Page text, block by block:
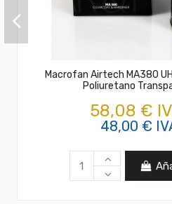
Macrofan Airtech MA380
Poliuretano
58,08 €
48,00 €